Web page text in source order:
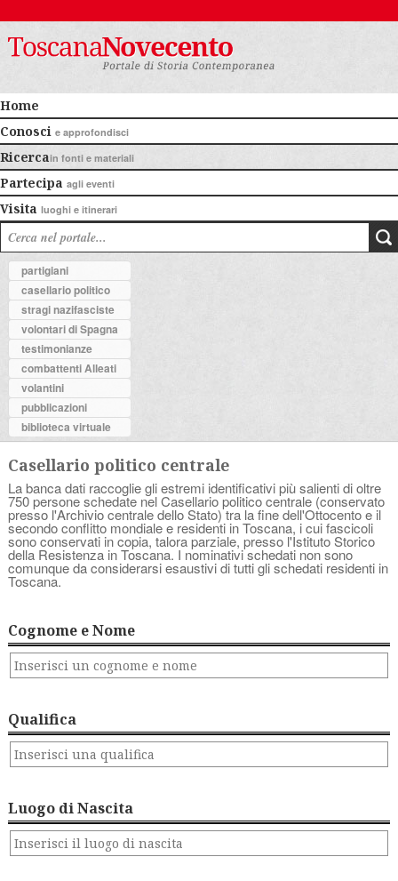
Home
Conosci e approfondisci
Ricercain fonti e materiali
Partecipa agli eventi
Visita luoghi e itinerari
partigiani
casellario politico
stragi nazifasciste
volontari di Spagna
testimonianze
combattenti Alleati
volantini
pubblicazioni
biblioteca virtuale
Casellario politico centrale
La banca dati raccoglie gli estremi identificativi più salienti di oltre
750 persone schedate nel Casellario politico centrale (conservato
presso l'Archivio centrale dello Stato) tra la fine dell'Ottocento e il
secondo conflitto mondiale e residenti in Toscana, i cui fascicoli
sono conservati in copia, talora parziale, presso l'Istituto Storico
della Resistenza in Toscana. I nominativi schedati non sono
comunque da considerarsi esaustivi di tutti gli schedati residenti in
Toscana.
Cognome e Nome
Qualifica
Luogo di Nascita